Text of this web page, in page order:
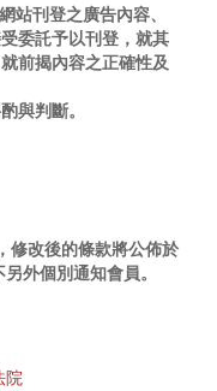
站刊登之廣告內容、
委託予以刊登，就其
前揭內容之正確性及
與判斷。
修改後的條款將公佈於
外個別通知會員。
院